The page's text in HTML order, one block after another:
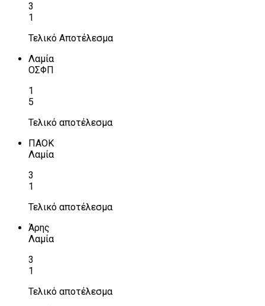
3
1
Τελικό Αποτέλεσμα
Λαμία
ΟΣΦΠ
1
5
Τελικό αποτέλεσμα
ΠΑΟΚ
Λαμία
3
1
Τελικό αποτέλεσμα
Άρης
Λαμία
3
1
Τελικό αποτέλεσμα